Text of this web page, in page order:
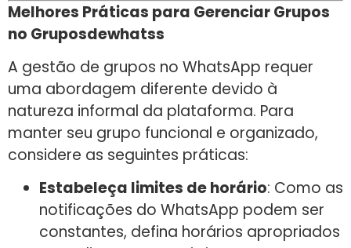
Melhores Práticas para Gerenciar Grupos
no Gruposdewhatss
A gestão de grupos no WhatsApp requer
uma abordagem diferente devido à
natureza informal da plataforma. Para
manter seu grupo funcional e organizado,
considere as seguintes práticas:
Estabeleça limites de horário: Como as
notificações do WhatsApp podem ser
constantes, defina horários apropriados